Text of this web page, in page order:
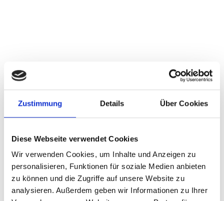
Zustimmung Details Über Cookies
Diese Webseite verwendet Cookies
Wir verwenden Cookies, um Inhalte und Anzeigen zu
personalisieren, Funktionen für soziale Medien anbieten
zu können und die Zugriffe auf unsere Website zu
analysieren. Außerdem geben wir Informationen zu Ihrer
zurück